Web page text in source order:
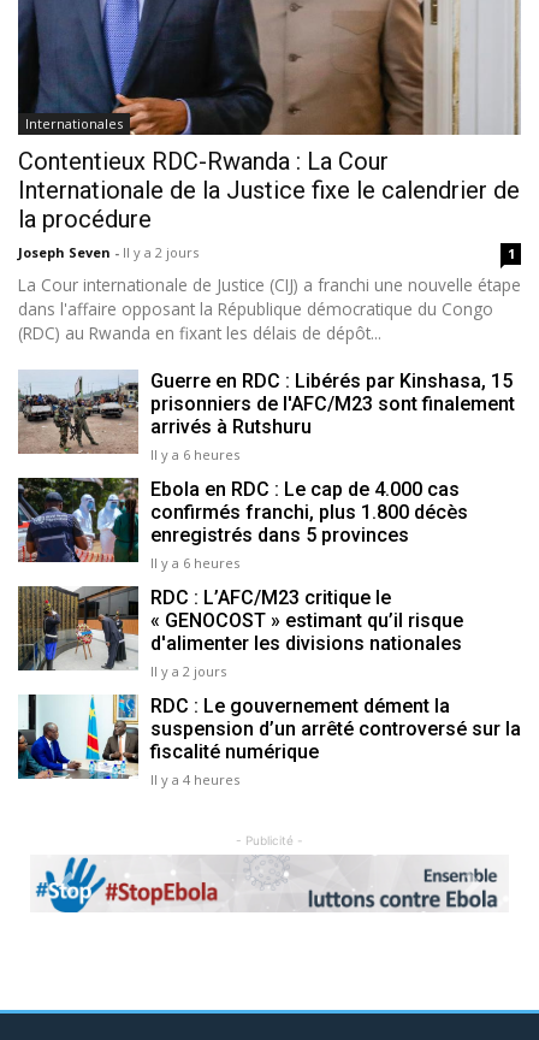
Internationales
Contentieux RDC-Rwanda : La Cour
Internationale de la Justice fixe le calendrier de
la procédure
Joseph Seven - Il y a 2 jours 1
La Cour internationale de Justice (CIJ) a franchi une nouvelle étape
dans l'affaire opposant la République démocratique du Congo
(RDC) au Rwanda en fixant les délais de dépôt...
Guerre en RDC : Libérés par Kinshasa, 15
prisonniers de l'AFC/M23 sont finalement
arrivés à Rutshuru
Il y a 6 heures
Ebola en RDC : Le cap de 4.000 cas
confirmés franchi, plus 1.800 décès
enregistrés dans 5 provinces
Il y a 6 heures
RDC : L’AFC/M23 critique le
« GENOCOST » estimant qu’il risque
d'alimenter les divisions nationales
Il y a 2 jours
RDC : Le gouvernement dément la
suspension d’un arrêté controversé sur la
fiscalité numérique
Il y a 4 heures
- Publicité -
Previous Next